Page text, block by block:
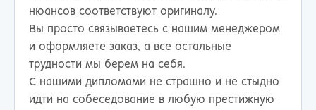
нюансов соответствуют оригиналу.
Вы просто связываетесь с нашим менеджером
и оформляете заказ, а все остальные
трудности мы берем на себя.
С нашими дипломами не страшно и не стыдно
идти на собеседование в любую престижную